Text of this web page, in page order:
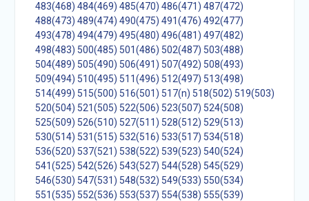
483(468) 484(469) 485(470) 486(471) 487(472)
488(473) 489(474) 490(475) 491(476) 492(477)
493(478) 494(479) 495(480) 496(481) 497(482)
498(483) 500(485) 501(486) 502(487) 503(488)
504(489) 505(490) 506(491) 507(492) 508(493)
509(494) 510(495) 511(496) 512(497) 513(498)
514(499) 515(500) 516(501) 517(n) 518(502) 519(503)
520(504) 521(505) 522(506) 523(507) 524(508)
525(509) 526(510) 527(511) 528(512) 529(513)
530(514) 531(515) 532(516) 533(517) 534(518)
536(520) 537(521) 538(522) 539(523) 540(524)
541(525) 542(526) 543(527) 544(528) 545(529)
546(530) 547(531) 548(532) 549(533) 550(534)
551(535) 552(536) 553(537) 554(538) 555(539)